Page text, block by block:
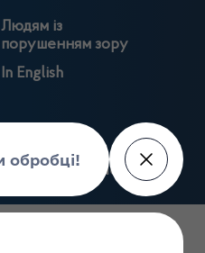
Людям із
порушенням зору
In English
Пошук